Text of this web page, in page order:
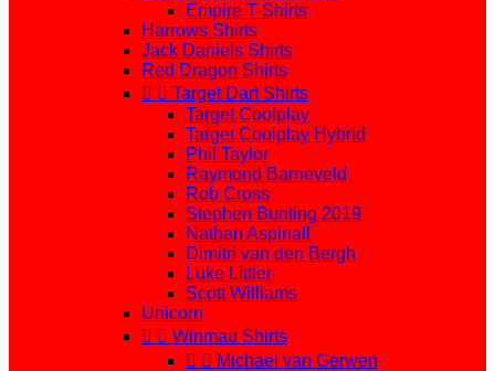
Empire T-Shirts
Harrows Shirts
Jack Daniels Shirts
Red Dragon Shirts
  Target Dart Shirts
Target Coolplay
Target Coolplay Hybrid
Phil Taylor
Raymond Barneveld
Rob Cross
Stephen Bunting 2019
Nathan Aspinall
Dimitri van den Bergh
Luke Littler
Scott Williams
Unicorn
  Winmau Shirts
  Michael van Gerwen